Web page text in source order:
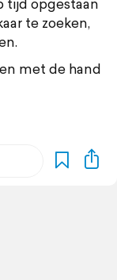
te zoeken,
met de hand